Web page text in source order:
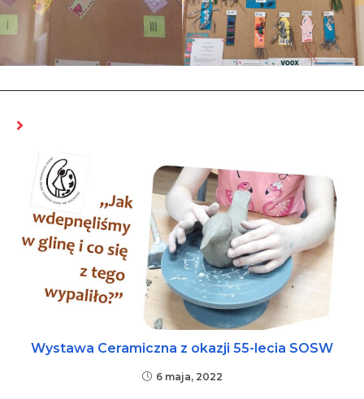
Wystawa Ceramiczna z okazji 55-lecia SOSW
6 maja, 2022